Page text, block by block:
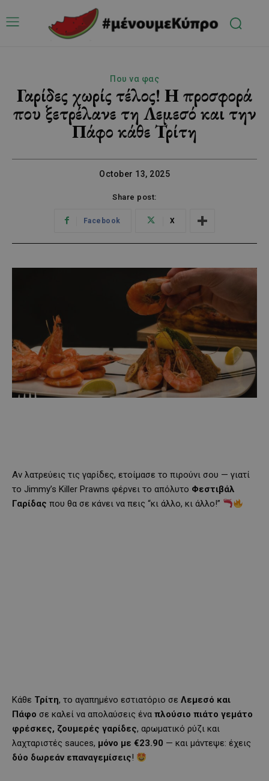
Που να φας
Γαρίδες χωρίς τέλος! Η προσφορά
που ξετρέλανε τη Λεμεσό και την
Πάφο κάθε Τρίτη
October 13, 2025
Share post:
Facebook X
Αν λατρεύεις τις γαρίδες, ετοίμασε το πιρούνι σου — γιατί
το Jimmy’s Killer Prawns φέρνει το απόλυτο Φεστιβάλ
Γαρίδας που θα σε κάνει να πεις “κι άλλο, κι άλλο!”
Κάθε Τρίτη, το αγαπημένο εστιατόριο σε Λεμεσό και
Πάφο σε καλεί να απολαύσεις ένα πλούσιο πιάτο γεμάτο
φρέσκες, ζουμερές γαρίδες, αρωματικό ρύζι και
λαχταριστές sauces, μόνο με €23.90 — και μάντεψε: έχεις
δύο δωρεάν επαναγεμίσεις!